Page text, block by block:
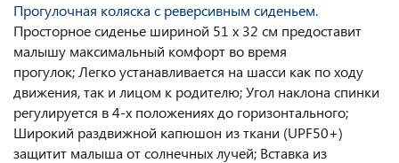
Прогулочная коляска с реверсивным сиденьем.
Просторное сиденье шириной 51 х 32 см предоставит
малышу максимальный комфорт во время
прогулок; Легко устанавливается на шасси как по ходу
движения, так и лицом к родителю; Угол наклона спинки
регулируется в 4-х положениях до горизонтального;
Широкий раздвижной капюшон из ткани (UPF50+)
защитит малыша от солнечных лучей; Вставка из